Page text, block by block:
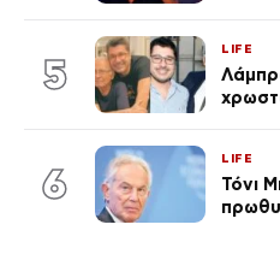
5
LIFE
6
LIFE
Τόνι